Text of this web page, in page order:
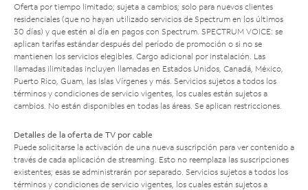
Oferta por tiempo limitado; sujeta a cambios; solo para nuevos clientes
residenciales (que no hayan utilizado servicios de Spectrum en los últimos
30 días) y que estén al día en pagos con Spectrum. SPECTRUM VOICE: se
aplican tarifas estándar después del período de promoción o si no se
mantienen los servicios elegibles. Cargo adicional por instalación. Las
llamadas ilimitadas incluyen llamadas en Estados Unidos, Canadá, México,
Puerto Rico, Guam, las Islas Vírgenes y más. Servicios sujetos a todos los
términos y condiciones de servicio vigentes, los cuales están sujetos a
cambios. No están disponibles en todas las áreas. Se aplican restricciones.
Detalles de la oferta de TV por cable
Puede solicitarse la activación de una nueva suscripción para ver contenido a
través de cada aplicación de streaming. Esto no reemplaza las suscripciones
existentes; esas se administrarán por separado. Servicios sujetos a todos los
términos y condiciones de servicio vigentes, los cuales están sujetos a